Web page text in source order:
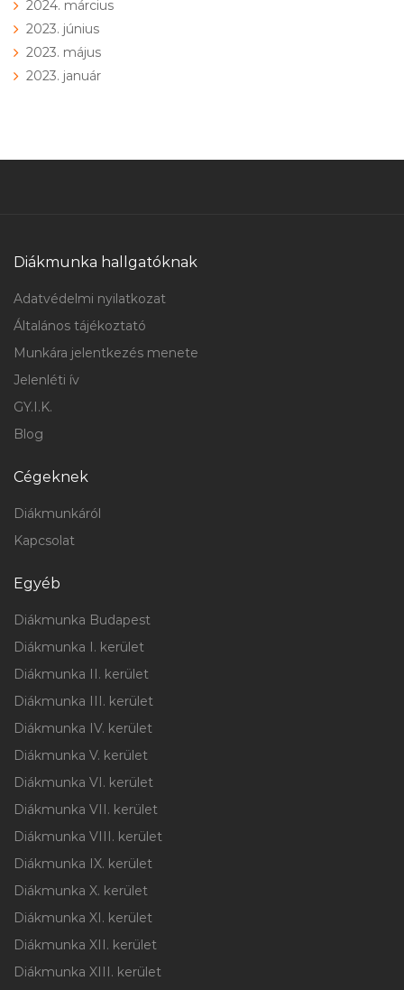
2024. március
2023. június
2023. május
2023. január
Diákmunka hallgatóknak
Adatvédelmi nyilatkozat
Általános tájékoztató
Munkára jelentkezés menete
Jelenléti ív
GY.I.K.
Blog
Cégeknek
Diákmunkáról
Kapcsolat
Egyéb
Diákmunka Budapest
Diákmunka I. kerület
Diákmunka II. kerület
Diákmunka III. kerület
Diákmunka IV. kerület
Diákmunka V. kerület
Diákmunka VI. kerület
Diákmunka VII. kerület
Diákmunka VIII. kerület
Diákmunka IX. kerület
Diákmunka X. kerület
Diákmunka XI. kerület
Diákmunka XII. kerület
Diákmunka XIII. kerület